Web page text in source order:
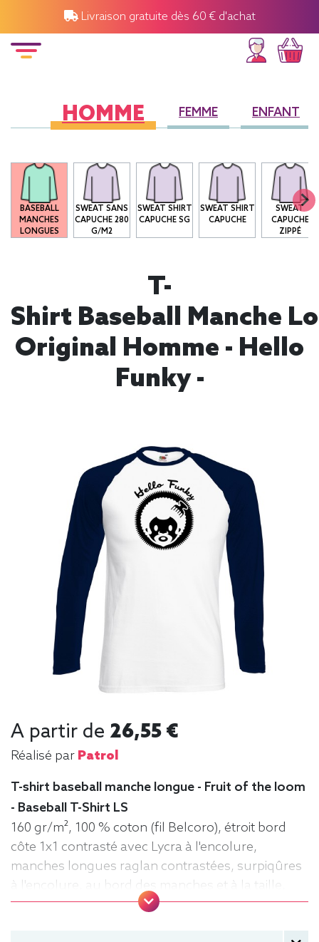
Livraison gratuite dès 60 € d'achat
HOMME FEMME ENFANT
BASEBALL
MANCHES
LONGUES
SWEAT SANS
CAPUCHE 280
G/M2
SWEAT SHIRT
CAPUCHE SG
SWEAT SHIRT
CAPUCHE
SWEAT
CAPUCHE
ZIPPÉ
T-
Shirt Baseball Manche
Original Homme - Hello
Funky -
A partir de 26,55 €
Réalisé par Patrol
T-shirt baseball manche longue - Fruit of the loom
- Baseball T-Shirt LS
160 gr/m², 100 % coton (fil Belcoro), étroit bord
côte 1x1 contrasté avec Lycra à l'encolure,
manches longues raglan contrastées, surpiqûres
à l'encolure, au bord des manches et à la taille,
matériau tubulaire. Tee baseball, Tee-shirt,